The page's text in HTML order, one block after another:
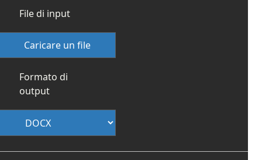
File di input
Caricare un file
Formato di
output